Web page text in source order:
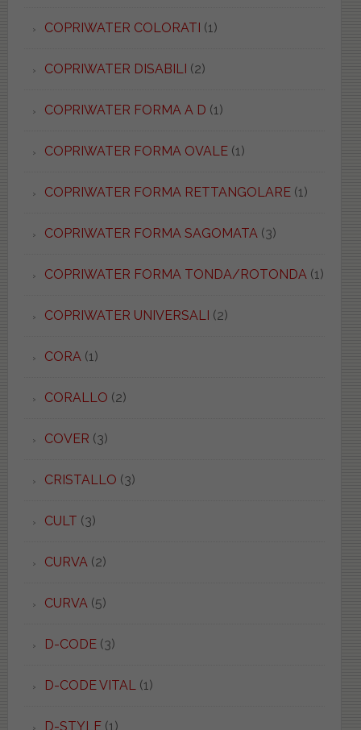
COPRIWATER COLORATI (1)
COPRIWATER DISABILI (2)
COPRIWATER FORMA A D (1)
COPRIWATER FORMA OVALE(1)
COPRIWATER FORMA RETTANGOLARE(1)
COPRIWATER FORMA SAGOMATA(3)
COPRIWATER FORMA TONDA/ROTONDA(1)
COPRIWATER UNIVERSALI (2)
CORA(1)
CORALLO (2)
COVER (3)
CRISTALLO (3)
CULT (3)
CURVA(2)
CURVA(5)
D-CODE(3)
D-CODE VITAL(1)
D-STYLE(1)